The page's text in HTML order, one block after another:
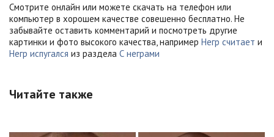
Смотрите онлайн или можете скачать на телефон или
компьютер в хорошем качестве совешенно бесплатно. Не
забывайте оставить комментарий и посмотреть другие
картинки и фото высокого качества, например Негр считает и
Негр испугался из раздела С неграми
Читайте также